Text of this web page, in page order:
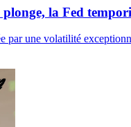
la Fed
par une volatilité